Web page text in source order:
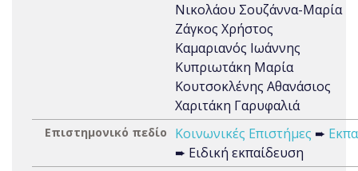
Νικολάου Σουζάννα-Μαρία
Ζάγκος Χρήστος
Καμαριανός Ιωάννης
Κυπριωτάκη Μαρία
Κουτσοκλένης Αθανάσιος
Χαριτάκη Γαρυφαλιά
Επιστημονικό πεδίο Κοινωνικές Επιστήμες ➨
➨ Ειδική εκπαίδευση